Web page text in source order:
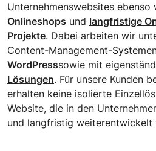
Unternehmenswebsites ebenso
Onlineshops und langfristige
Projekte. Dabei arbeiten wir
Content-Management-
WordPresssowie mit
Lösungen. Für unsere Kunden
erhalten keine isolierte
Website, die in den
und langfristig weiterentwickelt